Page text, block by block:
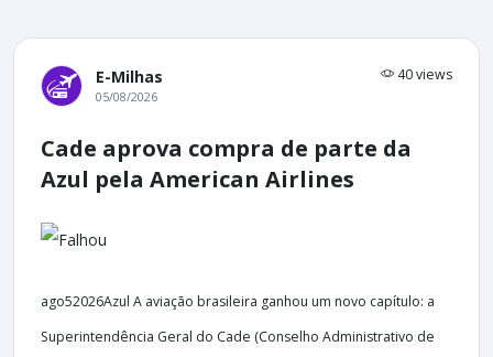
E-Milhas 40 views
05/08/2026
Cade aprova compra de parte da
Azul pela American Airlines
ago52026Azul A aviação brasileira ganhou um novo capítulo: a
Superintendência Geral do Cade (Conselho Administrativo de